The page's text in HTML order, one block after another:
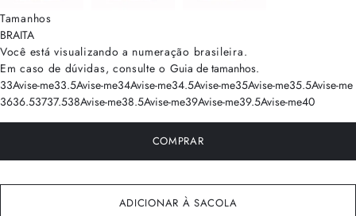
Tamanhos
BRAITA
Você está visualizando a numeração brasileira.
Em caso de dúvidas, consulte o Guia de tamanhos.
33Avise-me33.5Avise-me34Avise-me34.5Avise-me35Avise-me35.5Avise-me
3636.53737.538Avise-me38.5Avise-me39Avise-me39.5Avise-me40
COMPRAR
ADICIONAR À SACOLA